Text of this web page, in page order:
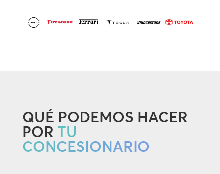
QUÉ PODEMOS HACER
POR TU
CONCESIONARIO